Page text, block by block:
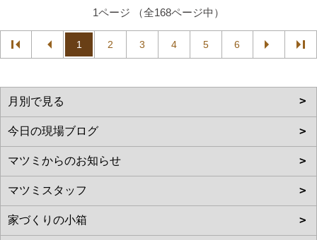
1ページ （全168ページ中）
1 2 3 4 5 6